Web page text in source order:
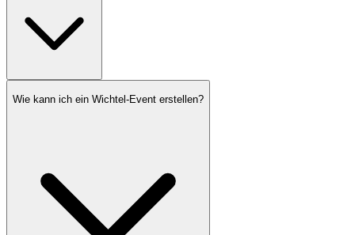
Wie kann ich ein Wichtel-Event erstellen?